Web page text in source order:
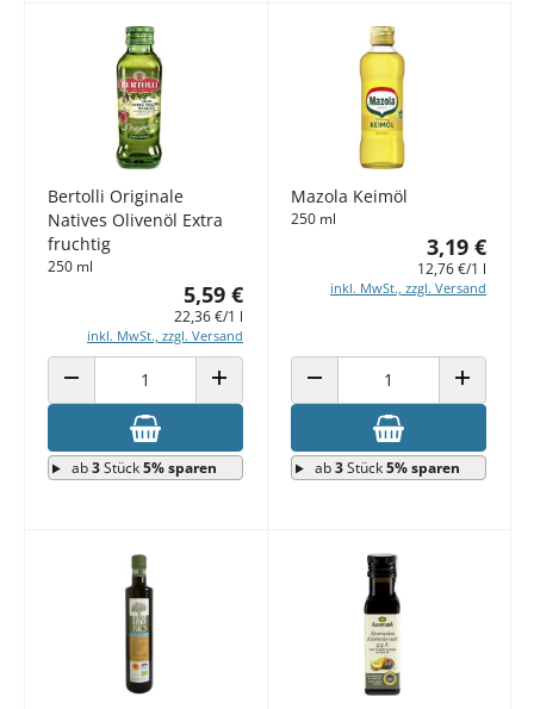
Bertolli Originale
Natives Olivenöl Extra
fruchtig
250 ml
5,59 €
22,36 €/1 l
inkl. MwSt., zzgl. Versand
ANZAHL VERRINGERN ANZAHL ERHÖHEN
ab3Stück5% sparen
Mazola Keimöl
250 ml
3,19 €
12,76 €/1 l
inkl. MwSt., zzgl. Versand
ANZAHL VERRINGERN ANZAHL
ab3Stück5% sparen